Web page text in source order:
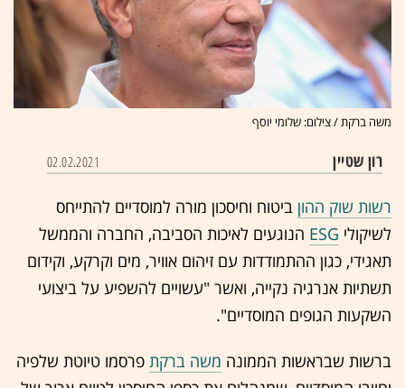
משה ברקת / צילום: שלומי יוסף
רון שטיין 02.02.2021
רשות שוק ההון ביטוח וחיסכון מורה למוסדיים להתייחס
לשיקולי ESG הנוגעים לאיכות הסביבה, החברה והממשל
תאגידי, כגון ההתמודדות עם זיהום אוויר, מים וקרקע, וקידום
תשתיות אנרגיה נקייה, ואשר "עשויים להשפיע על ביצועי
השקעות הגופים המוסדיים".
ברשות שבראשות הממונה משה ברקת פרסמו טיוטת שלפיה